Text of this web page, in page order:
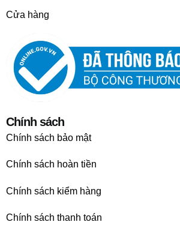
Cửa hàng
Chính sách
Chính sách bảo mật
Chính sách hoàn tiền
Chính sách kiểm hàng
Chính sách thanh toán